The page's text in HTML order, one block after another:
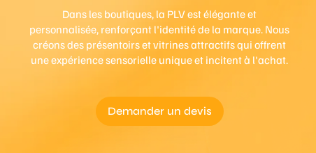
Dans les boutiques, la PLV est élégante et
personnalisée, renforçant l'identité de la marque. Nous
créons des présentoirs et vitrines attractifs qui offrent
une expérience sensorielle unique et incitent à l'achat.
Demander un devis